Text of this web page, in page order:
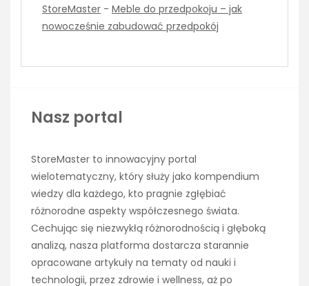
StoreMaster - Meble do przedpokoju – jak
nowocześnie zabudować przedpokój
Nasz portal
StoreMaster to innowacyjny portal
wielotematyczny, który służy jako kompendium
wiedzy dla każdego, kto pragnie zgłębiać
różnorodne aspekty współczesnego świata.
Cechując się niezwykłą różnorodnością i głęboką
analizą, nasza platforma dostarcza starannie
opracowane artykuły na tematy od nauki i
technologii, przez zdrowie i wellness, aż po